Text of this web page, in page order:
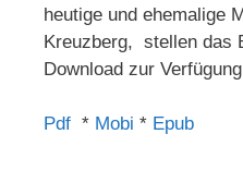
heutige und ehemalige
Kreuzberg, stellen das
Download zur
Pdf * Mobi * Epub